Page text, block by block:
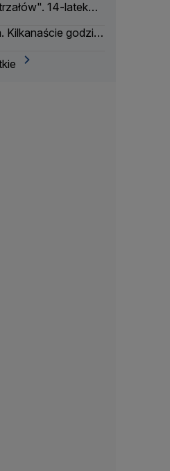
14-latek
Kilkanaście godzin